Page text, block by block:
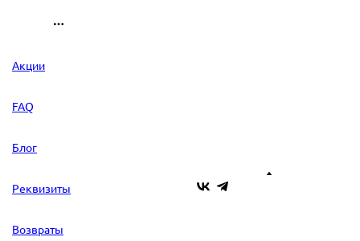
Акции
FAQ
Блог
Реквизиты
Возвраты